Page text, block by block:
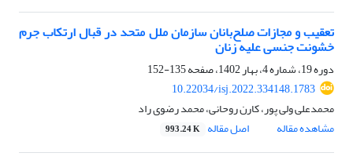
تعقیب و مجازات صلح‌بانان سازمان ملل متحد در قبال ارتکاب جرم
خشونت جنسی علیه زنان
دوره 19، شماره 4، بهار 1402، صفحه
135-152
10.22034/isj.2022.334148.1783
محمدعلی ولی پور، کارن روحانی، محمد رضوی راد
مشاهده مقاله
اصل مقاله 993.24 K